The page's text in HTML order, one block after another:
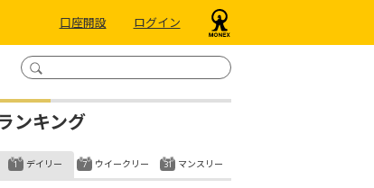
口座開設 ログイン
ンキング
デイリー ウイークリー マンスリー